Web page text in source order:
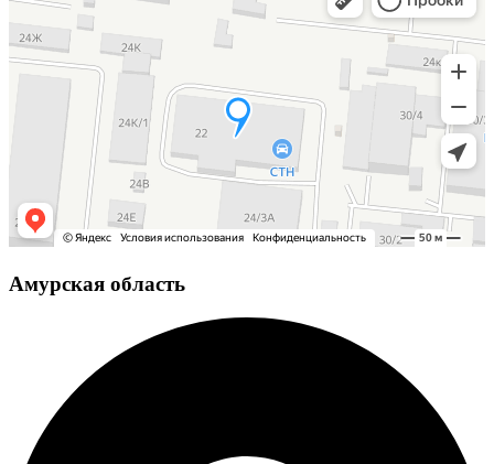
Амурская область